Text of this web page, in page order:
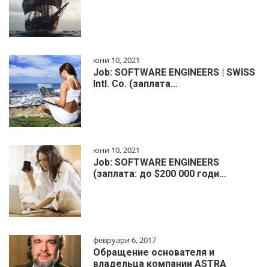
юни 10, 2021
Job: SOFTWARE ENGINEERS | SWISS
Intl. Co. (заплата…
юни 10, 2021
Job: SOFTWARE ENGINEERS
(заплата: до $200 000 годи…
февруари 6, 2017
Обращение основателя и
владельца компании ASTRA